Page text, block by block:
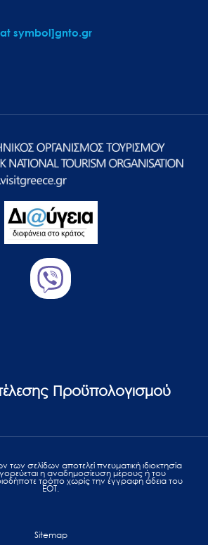
symbol]gnto.gr
Προϋπολογισμού
των σελίδων αποτελεί πvευματική ιδιοκτησία
η αναδημοσίευση μέρους ή του
τρόπο χωρίς την έγγραφη άδεια του
ΕΟΤ.
Sitemap